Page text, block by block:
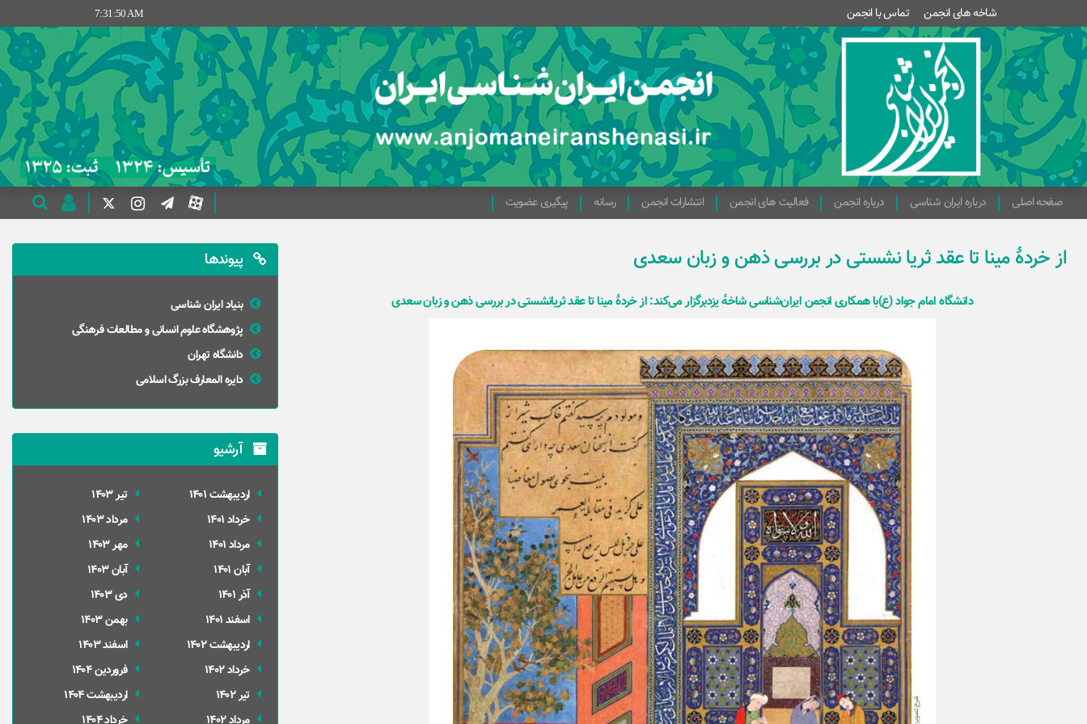
شاخه های انجمن تماس با انجمن 7:31:51 AM
صفحه اصلی درباره ایران شناسی درباره انجمن فعالیت های انجمن انتشارات انجمن رسانه پیگیری عضویت
پیوندها
بنیاد ایران شناسی
پژوهشگاه علوم انسانی و مطالعات فرهنگی
دانشگاه تهران
دایره المعارف بزرگ اسلامی
آرشیو
ارديبهشت 1401
خرداد 1401
مرداد 1401
آبان 1401
آذر 1401
اسفند 1401
ارديبهشت 1402
خرداد 1402
تير 1402
تير 1403
مرداد 1403
مهر 1403
آبان 1403
دی 1403
بهمن 1403
اسفند 1403
فروردین 1404
ارديبهشت 1404
از خردۀ مینا تا عقد ثریا نشستی در بررسی ذهن و زبان سعدی
دانشگاه امام جواد (ع)با همکاری انجمن ایران‌شناسی شاخهٔ یزدبرگزار می‌کند: از خردۀ مینا تا عقد ثریانشستی در بررسی ذهن و زبان سعدی